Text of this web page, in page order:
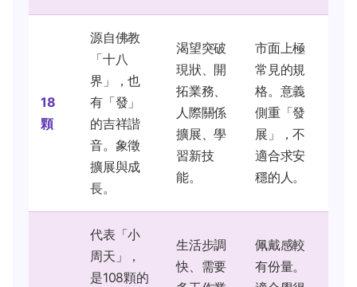
18
顆
源自佛教
「十八
界」，也
有「發」
的吉祥諧
音。象徵
擴展與成
長。
渴望突破
現狀、開
拓業務、
人際關係
擴展、學
習新技
能。
市面上極
常見的規
格。意義
側重「發
展」，不
適合求安
穩的人。
代表「小
周天」，
是108顆的
生活步調
快、需要
佩戴感較
有份量。